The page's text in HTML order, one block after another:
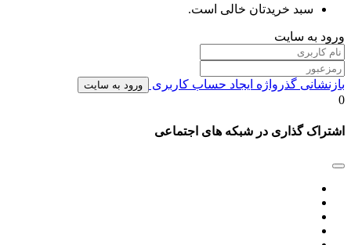
سبد خریدتان خالی است.
ورود به سایت
بازنشانی گذرواژه ایجاد حساب کاربری ورود به سایت
0
اشتراک گذاری در شبکه های اجتماعی